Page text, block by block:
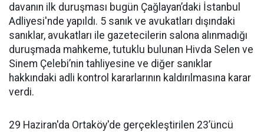
davanın ilk duruşması bugün Çağlayan’daki İstanbul
Adliyesi'nde yapıldı. 5 sanık ve avukatları dışındaki
sanıklar, avukatları ile gazetecilerin salona alınmadığı
duruşmada mahkeme, tutuklu bulunan Hivda Selen ve
Sinem Çelebi’nin tahliyesine ve diğer sanıklar
hakkındaki adli kontrol kararlarının kaldırılmasına karar
verdi.
29 Haziran'da Ortaköy'de gerçekleştirilen 23’üncü